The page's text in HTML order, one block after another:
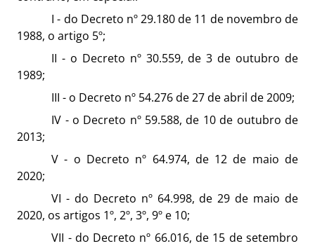
I - do Decreto nº 29.180 de 11 de novembro de
1988, o artigo 5º;
II - o Decreto nº 30.559, de 3 de outubro de
1989;
III - o Decreto nº 54.276 de 27 de abril de 2009;
IV - o Decreto nº 59.588, de 10 de outubro de
2013;
V - o Decreto nº 64.974, de 12 de maio de
2020;
VI - do Decreto nº 64.998, de 29 de maio de
2020, os artigos 1º, 2º, 3º, 9º e 10;
VII - do Decreto nº 66.016, de 15 de setembro